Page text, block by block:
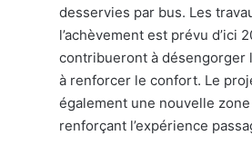
desservies par bus. Les
l’achèvement est prévu d’ici
contribueront à désengorger
à renforcer le confort. Le
également une nouvelle
renforçant l’expérience